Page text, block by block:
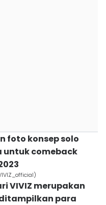
foto konsep solo
untuk comeback
VIVIZ merupakan
ditampilkan para